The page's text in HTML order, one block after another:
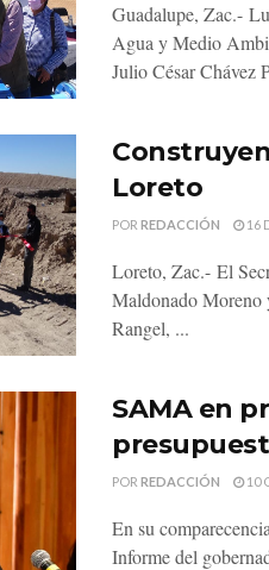
Guadalupe, Zac.-
Agua y Medio
Julio César Chávez
Loreto
POR REDACCIÓN 16
Loreto, Zac.- El
Maldonado Moreno
Rangel, ...
SAMA en
POR REDACCIÓN 10
En su
Informe del